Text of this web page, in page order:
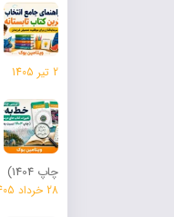
2 تیر 1405
چاپ 1404)
28 خرداد 1405